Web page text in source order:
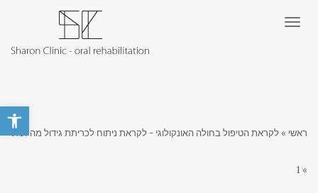
פתח
תפריט
ראשי »לקראת הטיפול בחולה האונקולוגי - לקראת ניתוח לכריתת גידול מהלסת
»
1